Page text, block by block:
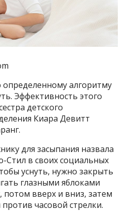
алгоритму
Эффективность этого
детского
Киара Девитт
для засыпания назвала
Стил в своих социальных
уснуть, нужно закрыть
глазными яблоками
потом вверх и вниз, затем
часовой стрелки.